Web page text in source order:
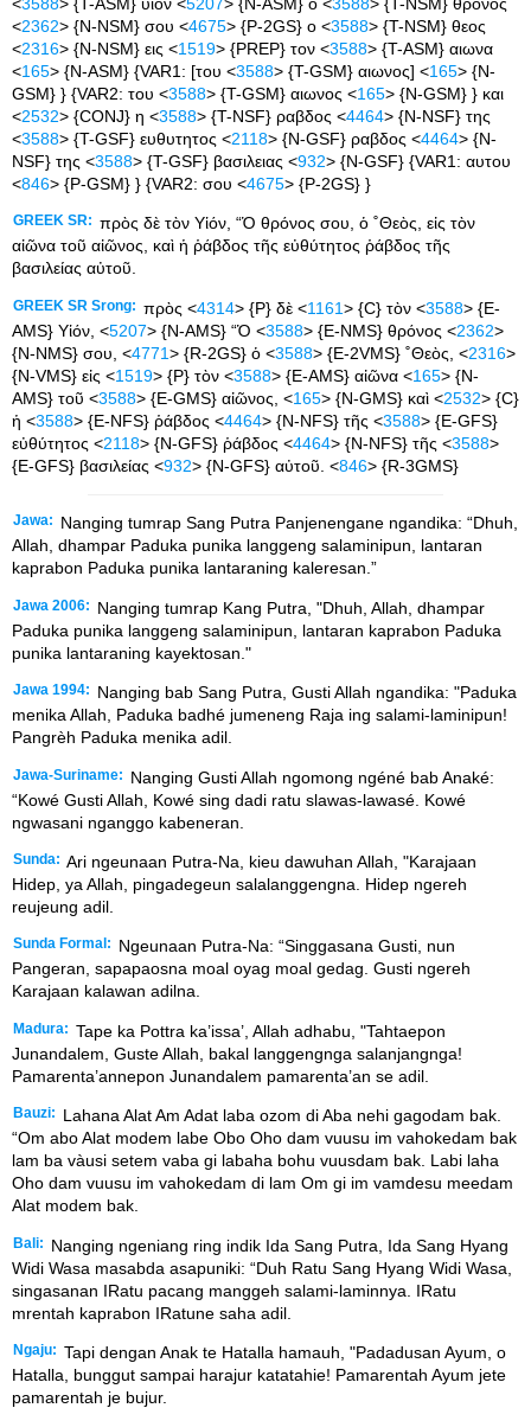
<2362> {N-NSM} σου <4675> {P-2GS} ο <3588> {T-NSM} θεος
<2316> {N-NSM} εις <1519> {PREP} τον <3588> {T-ASM} αιωνα
<165> {N-ASM} {VAR1: [του <3588> {T-GSM} αιωνος] <165> {N-
GSM} } {VAR2: του <3588> {T-GSM} αιωνος <165> {N-GSM} } και
<2532> {CONJ} η <3588> {T-NSF} ραβδος <4464> {N-NSF} της
<3588> {T-GSF} ευθυτητος <2118> {N-GSF} ραβδος <4464> {N-
NSF} της <3588> {T-GSF} βασιλειας <932> {N-GSF} {VAR1: αυτου
<846> {P-GSM} } {VAR2: σου <4675> {P-2GS} }
GREEK SR: πρὸς δὲ τὸν Υἱόν, “Ὁ θρόνος σου, ὁ ˚Θεὸς, εἰς τὸν
αἰῶνα τοῦ αἰῶνος, καὶ ἡ ῥάβδος τῆς εὐθύτητος ῥάβδος τῆς
βασιλείας αὐτοῦ.
GREEK SR Srong: πρὸς <4314> {P} δὲ <1161> {C} τὸν <3588> {E-
AMS} Υἱόν, <5207> {N-AMS} “Ὁ <3588> {E-NMS} θρόνος <2362>
{N-NMS} σου, <4771> {R-2GS} ὁ <3588> {E-2VMS} ˚Θεὸς, <2316>
{N-VMS} εἰς <1519> {P} τὸν <3588> {E-AMS} αἰῶνα <165> {N-
AMS} τοῦ <3588> {E-GMS} αἰῶνος, <165> {N-GMS} καὶ <2532> {C}
ἡ <3588> {E-NFS} ῥάβδος <4464> {N-NFS} τῆς <3588> {E-GFS}
εὐθύτητος <2118> {N-GFS} ῥάβδος <4464> {N-NFS} τῆς <3588>
{E-GFS} βασιλείας <932> {N-GFS} αὐτοῦ. <846> {R-3GMS}
Jawa:
Nanging tumrap Sang Putra Panjenengane ngandika: “Dhuh,
Allah, dhampar Paduka punika langgeng salaminipun, lantaran
kaprabon Paduka punika lantaraning kaleresan.”
Jawa 2006:
Nanging tumrap Kang Putra, "Dhuh, Allah, dhampar
Paduka punika langgeng salaminipun, lantaran kaprabon Paduka
punika lantaraning kayektosan."
Jawa 1994:
Nanging bab Sang Putra, Gusti Allah ngandika: "Paduka
menika Allah, Paduka badhé jumeneng Raja ing salami-laminipun!
Pangrèh Paduka menika adil.
Jawa-Suriname:
Nanging Gusti Allah ngomong ngéné bab Anaké:
“Kowé Gusti Allah, Kowé sing dadi ratu slawas-lawasé. Kowé
ngwasani nganggo kabeneran.
Sunda: Ari ngeunaan Putra-Na, kieu dawuhan Allah, "Karajaan
Hidep, ya Allah, pingadegeun salalanggengna. Hidep ngereh
reujeung adil.
Sunda Formal:
Ngeunaan Putra-Na: “Singgasana Gusti, nun
Pangeran, sapapaosna moal oyag moal gedag. Gusti ngereh
Karajaan kalawan adilna.
Madura: Tape ka Pottra ka’issa’, Allah adhabu, "Tahtaepon
Junandalem, Guste Allah, bakal langgengnga salanjangnga!
Pamarenta’annepon Junandalem pamarenta’an se adil.
Bauzi:
Lahana Alat Am Adat laba ozom di Aba nehi gagodam bak.
“Om abo Alat modem labe Obo Oho dam vuusu im vahokedam bak
lam ba vàusi setem vaba gi labaha bohu vuusdam bak. Labi laha
Oho dam vuusu im vahokedam di lam Om gi im vamdesu meedam
Alat modem bak.
Bali:
Nanging ngeniang ring indik Ida Sang Putra, Ida Sang Hyang
Widi Wasa masabda asapuniki: “Duh Ratu Sang Hyang Widi Wasa,
singasanan IRatu pacang manggeh salami-laminnya. IRatu
mrentah kaprabon IRatune saha adil.
Ngaju: Tapi dengan Anak te Hatalla hamauh, "Padadusan Ayum, o
Hatalla, bunggut sampai harajur katatahie! Pamarentah Ayum jete
pamarentah je bujur.